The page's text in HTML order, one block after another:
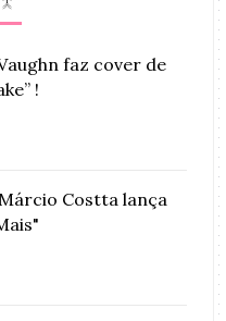
faz cover de
!
Costta lança